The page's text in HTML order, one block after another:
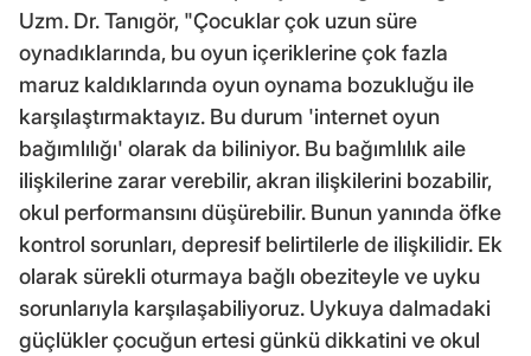
Uzm. Dr. Tanıgör, "Çocuklar çok uzun süre
oynadıklarında, bu oyun içeriklerine çok fazla
maruz kaldıklarında oyun oynama bozukluğu ile
karşılaştırmaktayız. Bu durum 'internet oyun
bağımlılığı' olarak da biliniyor. Bu bağımlılık aile
ilişkilerine zarar verebilir, akran ilişkilerini bozabilir,
okul performansını düşürebilir. Bunun yanında öfke
kontrol sorunları, depresif belirtilerle de ilişkilidir. Ek
olarak sürekli oturmaya bağlı obeziteyle ve uyku
sorunlarıyla karşılaşabiliyoruz. Uykuya dalmadaki
güçlükler çocuğun ertesi günkü dikkatini ve okul